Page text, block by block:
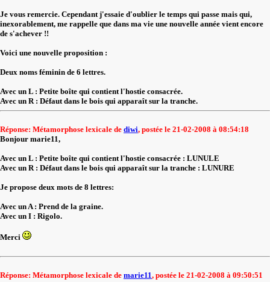
Je vous remercie. Cependant j'essaie d'oublier le temps qui passe mais qui,
inexorablement, me rappelle que dans ma vie une nouvelle année vient encore
de s'achever !!
Voici une nouvelle proposition :
Deux noms féminin de 6 lettres.
Avec un L : Petite boîte qui contient l'hostie consacrée.
Avec un R : Défaut dans le bois qui apparaît sur la tranche.
Réponse: Métamorphose lexicale de diwi, postée le 21-02-2008 à 08:54:18
Bonjour marie11,
Avec un L : Petite boîte qui contient l'hostie consacrée : LUNULE
Avec un R : Défaut dans le bois qui apparaît sur la tranche : LUNURE
Je propose deux mots de 8 lettres:
Avec un A : Prend de la graine.
Avec un I : Rigolo.
Merci
Réponse: Métamorphose lexicale de marie11, postée le 21-02-2008 à 09:50:51